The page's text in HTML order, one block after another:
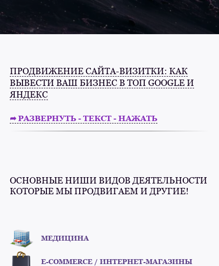
ПРОДВИЖЕНИЕ САЙТА-ВИЗИТКИ: КАК
ВЫВЕСТИ ВАШ БИЗНЕС В ТОП GOOGLE И
ЯНДЕКС
➦ РАЗВЕРНУТЬ - ТЕКСТ - НАЖАТЬ
ОСНОВНЫЕ НИШИ ВИДОВ ДЕЯТЕЛЬНОСТИ
КОТОРЫЕ МЫ ПРОДВИГАЕМ И ДРУГИЕ!
МЕДИЦИНА
E-COMMERCE / ИНТЕРНЕТ-МАГАЗИНЫ